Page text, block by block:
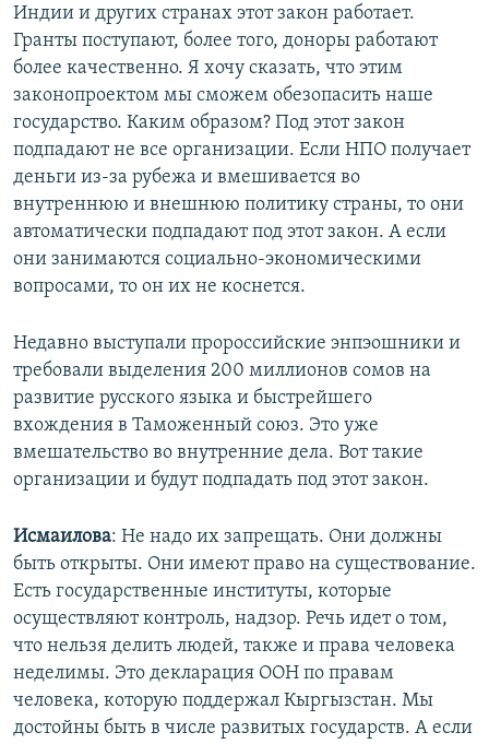
Индии и других странах этот закон работает.
Гранты поступают, более того, доноры работают
более качественно. Я хочу сказать, что этим
законопроектом мы сможем обезопасить наше
государство. Каким образом? Под этот закон
подпадают не все организации. Если НПО получает
деньги из-за рубежа и вмешивается во
внутреннюю и внешнюю политику страны, то они
автоматически подпадают под этот закон. А если
они занимаются социально-экономическими
вопросами, то он их не коснется.
Недавно выступали пророссийские энпэошники и
требовали выделения 200 миллионов сомов на
развитие русского языка и быстрейшего
вхождения в Таможенный союз. Это уже
вмешательство во внутренние дела. Вот такие
организации и будут подпадать под этот закон.
Исмаилова: Не надо их запрещать. Они должны
быть открыты. Они имеют право на существование.
Есть государственные институты, которые
осуществляют контроль, надзор. Речь идет о том,
что нельзя делить людей, также и права человека
неделимы. Это декларация ООН по правам
человека, которую поддержал Кыргызстан. Мы
достойны быть в числе развитых государств. А если